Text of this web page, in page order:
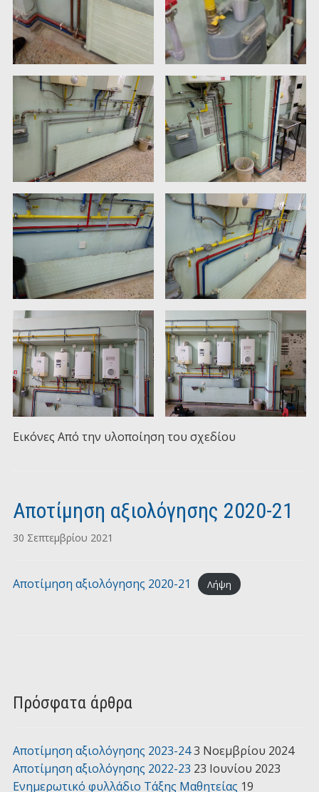
Πρόσφατα άρθρα
Αποτίμηση αξιολόγησης 2023-243 Νοεμβρίου 2024
Αποτίμηση αξιολόγησης 2022-23 23 Ιουνίου 2023
Ενημερωτικό φυλλάδιο Τάξης Μαθητείας 19
Εικόνες Από την υλοποίηση του σχεδίου
Αποτίμηση αξιολόγησης 2020-21
30 Σεπτεμβρίου 2021
Αποτίμηση αξιολόγησης 2020-21 Λήψη